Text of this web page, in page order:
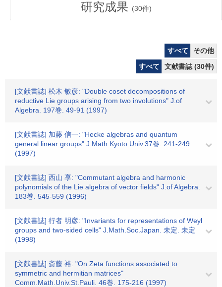
研究成果 (30件)
すべて
その他
すべて
文献書誌 (30件)
[文献書誌] 松木 敏彦: "Double coset decompositions of
reductive Lie groups arising from two involutions" J.of
Algebra. 197巻. 49-91 (1997)
[文献書誌] 加藤 信一: "Hecke algebras and quantum
general linear groups" J.Math.Kyoto Univ.37巻. 241-249
(1997)
[文献書誌] 西山 享: "Commutant algebra and harmonic
polynomials of the Lie algebra of vector fields" J.of Algebra.
183巻. 545-559 (1996)
[文献書誌] 行者 明彦: "Invariants for representations of Weyl
groups and two-sided cells" J.Math.Soc.Japan. 未定. 未定
(1998)
[文献書誌] 斎藤 裕: "On Zeta functions associated to
symmetric and hermitian matrices"
Comm.Math.Univ.St.Pauli. 46巻. 175-216 (1997)